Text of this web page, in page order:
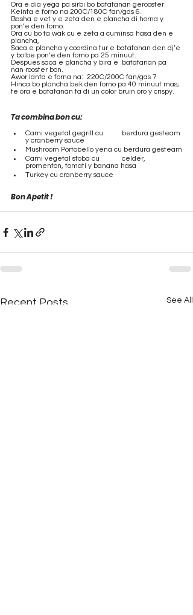
Ora e dia yega pa sirbi bo batatanan gerooster.
Keinta e forno na 200C/180C fan/gas 6.
Basha e vet y e zeta den e plancha di horna y
pon’e den forno.
Ora cu bo ta wak cu e zeta a cuminsa hasa den e
plancha,
Saca e plancha y coordina tur e batatanan den dj’e
y bolbe pon’e den forno pa 25 minuut.
Despues saca e plancha y bira e  batatanan pa
nan rooster bon.
Awor lanta e forna na:  220C/200C fan/gas 7
Hinca bo plancha bek den forno pa 40 minuut mas;
te ora e batatanan ta di un color bruin oro y crispy.
Ta combina bon cu:
Carni vegetal gegrill cu 	berdura gesteam
y cranberry sauce
Mushroom Portobello yena cu berdura gesteam
Carni vegetal stoba cu 	celder,
promenton, tomati y banana hasa
Turkey cu cranberry sauce
Bon Apetit !
Recent Posts See All